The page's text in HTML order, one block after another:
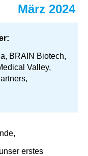
März 2024
BRAIN Biotech,
Valley,
erstes